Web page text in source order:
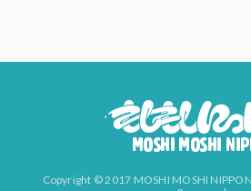
Copyright © 2017 MOSHI MOSHI